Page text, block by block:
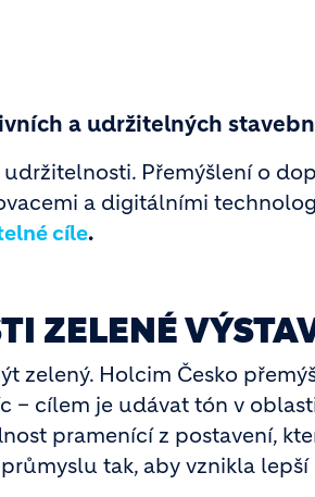
a udržitelných
Přemýšlení o
a digitálními
cíle.
ZELENÉ
zelený. Holcim Česko
– cílem je udávat tón v
pramenící z postavení,
tak, aby vznikla